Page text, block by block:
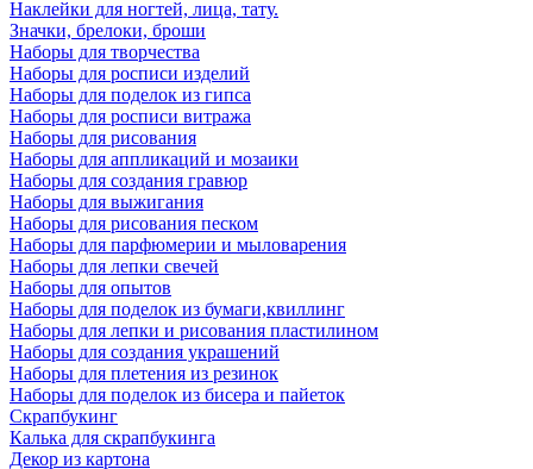
Наклейки для ногтей, лица, тату.
Значки, брелоки, броши
Наборы для творчества
Наборы для росписи изделий
Наборы для поделок из гипса
Наборы для росписи витража
Наборы для рисования
Наборы для аппликаций и мозаики
Наборы для создания гравюр
Наборы для выжигания
Наборы для рисования песком
Наборы для парфюмерии и мыловарения
Наборы для лепки свечей
Наборы для опытов
Наборы для поделок из бумаги,квиллинг
Наборы для лепки и рисования пластилином
Наборы для создания украшений
Наборы для плетения из резинок
Наборы для поделок из бисера и пайеток
Скрапбукинг
Калька для скрапбукинга
Декор из картона